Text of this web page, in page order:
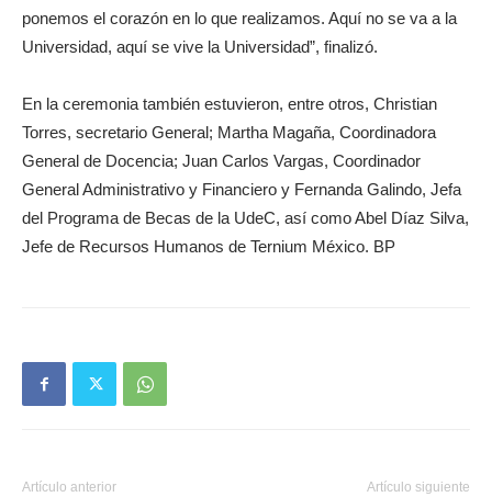
ponemos el corazón en lo que realizamos. Aquí no se va a la
Universidad, aquí se vive la Universidad”, finalizó.
En la ceremonia también estuvieron, entre otros, Christian
Torres, secretario General; Martha Magaña, Coordinadora
General de Docencia; Juan Carlos Vargas, Coordinador
General Administrativo y Financiero y Fernanda Galindo, Jefa
del Programa de Becas de la UdeC, así como Abel Díaz Silva,
Jefe de Recursos Humanos de Ternium México. BP
Artículo anterior Artículo siguiente